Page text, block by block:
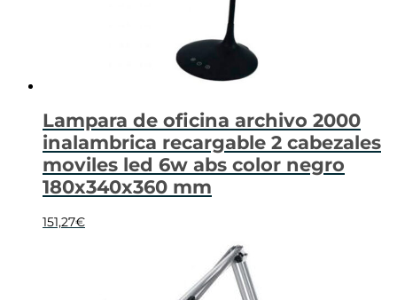
Lampara de oficina archivo 2000
inalambrica recargable 2 cabezales
moviles led 6w abs color negro
180x340x360 mm
151,27€